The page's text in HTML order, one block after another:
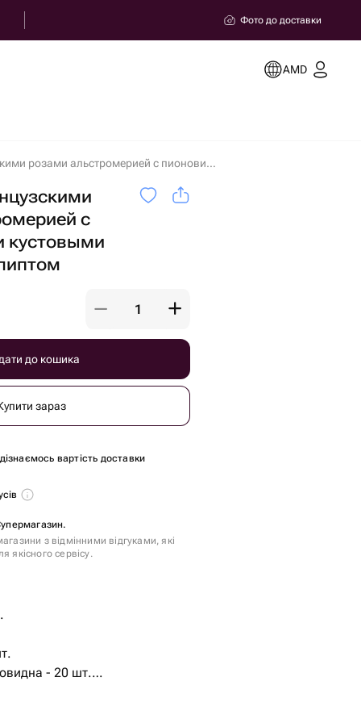
Фото до доставки
AMD
Корзина с французскими розами альстромерией с пионовидными кустовыми розами с эвкалиптом в Єревані
с
кустовыми
до кошика
зараз
вартість доставки
з відмінними відгуками, які
якісного сервісу.
- 20 шт.